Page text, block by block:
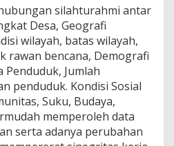
silahturahmi antar
Desa, Geografi
wilayah, batas wilayah,
rawan bencana, Demografi
Jumlah
penduduk. Kondisi Sosial
Suku, Budaya,
memperoleh data
serta adanya perubahan